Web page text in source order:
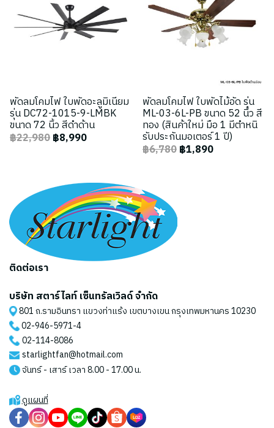
พัดลมโคมไฟ ใบพัดอะลูมิเนียม
รุ่น DC72-1015-9-LMBK
ขนาด 72 นิ้ว สีดำด้าน
฿22,980฿8,990
พัดลมโคมไฟ ใบพัดไม้อัด รุ่น
ML-03-6L-PB ขนาด 52 นิ้ว สี
ทอง (สินค้าใหม่ มือ 1 มีตำหนิ
รับประกันมอเตอร์ 1 ปี)
฿6,780฿1,890
ติดต่อเรา
บริษัท สตาร์ไลท์ เซ็นทรัลเวิลด์ จำกัด
801 ถ.รามอินทรา แขวงท่าแร้ง เขตบางเขน กรุงเทพมหานคร 10230
02-946-5971-4
02-114-8086
starlightfan@hotmail.com
จันทร์ - เสาร์ เวลา 8.00 - 17.00 น.
ดูแผนที่